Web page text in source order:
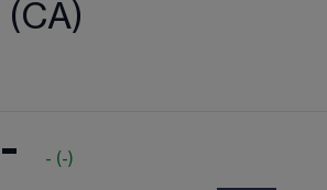
(CA)
- - (-)